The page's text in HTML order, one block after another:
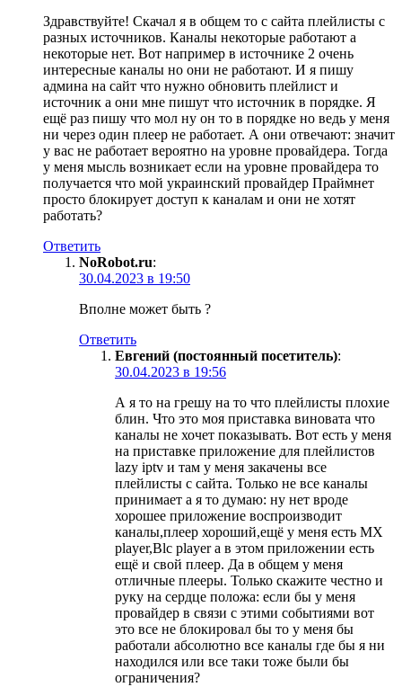
Здравствуйте! Скачал я в общем то с сайта плейлисты с
разных источников. Каналы некоторые работают а
некоторые нет. Вот например в источнике 2 очень
интересные каналы но они не работают. И я пишу
админа на сайт что нужно обновить плейлист и
источник а они мне пишут что источник в порядке. Я
ещё раз пишу что мол ну он то в порядке но ведь у меня
ни через один плеер не работает. А они отвечают: значит
у вас не работает вероятно на уровне провайдера. Тогда
у меня мысль возникает если на уровне провайдера то
получается что мой украинский провайдер Праймнет
просто блокирует доступ к каналам и они не хотят
работать?
Ответить
NoRobot.ru:
30.04.2023 в 19:50
Вполне может быть ?
Ответить
Евгений (постоянный посетитель):
30.04.2023 в 19:56
А я то на грешу на то что плейлисты плохие
блин. Что это моя приставка виновата что
каналы не хочет показывать. Вот есть у меня
на приставке приложение для плейлистов
lazy iptv и там у меня закачены все
плейлисты с сайта. Только не все каналы
принимает а я то думаю: ну нет вроде
хорошее приложение воспроизводит
каналы,плеер хороший,ещё у меня есть MX
player,Blc player а в этом приложении есть
ещё и свой плеер. Да в общем у меня
отличные плееры. Только скажите честно и
руку на сердце положа: если бы у меня
провайдер в связи с этими событиями вот
это все не блокировал бы то у меня бы
работали абсолютно все каналы где бы я ни
находился или все таки тоже были бы
ограничения?